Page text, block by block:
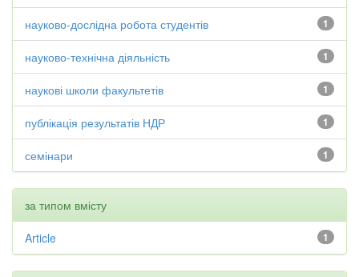
1
науково-дослідна робота студентів
1
науково-технічна діяльність
1
наукові школи факультетів
1
публікація результатів НДР
1
семінари
за типом вмісту
1
Article